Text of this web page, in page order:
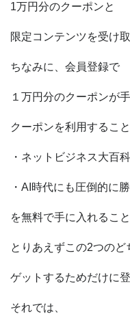
1万円分のクーポンと
限定コンテンツを受け
ちなみに、会員登録で
１万円分のクーポンが
クーポンを利用すること
・ネットビジネス大百
・AI時代にも圧倒的に
を無料で手に入れるこ
とりあえずこの2つのど
ゲットするためだけに
それでは、